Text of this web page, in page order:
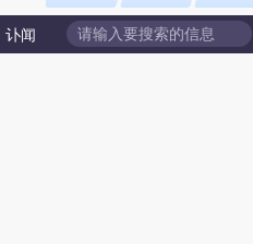
讣闻